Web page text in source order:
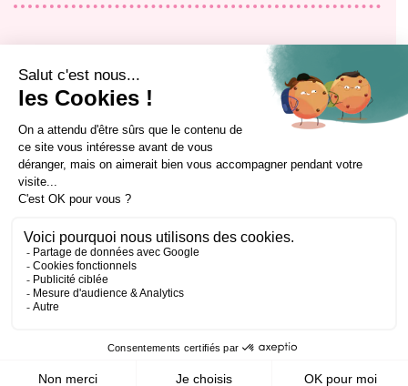
Le restaurant
Le blog
Contact
Alumni
Rejoignez-nous !
Formation alternance
Formation professionnelle continue
Mon évolution professionnelle
Qui sommes-nous ?
Filières et équipes pédagogiques
Nos sites et outils pédagogiques
Partenaires
Certificat Qualiopi
Certificat OBCAQT
@cci_formation_eesc
Design by Section 4 ®Politique de confidentialité
d'aide, de signaler un dysfonctionnement ou formuler une réclamation ?